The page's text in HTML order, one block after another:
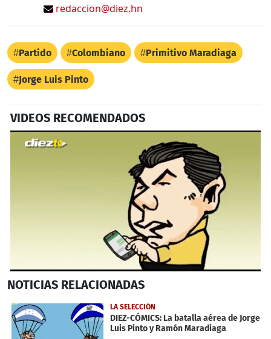
redaccion@diez.hn
Partido Colombiano Primitivo Maradiaga
Jorge Luis Pinto
VIDEOS RECOMENDADOS
seconds
2
minutes,
43
seconds
NOTICIAS RELACIONADAS
LA SELECCIÓN
DIEZ-CÓMICS: La batalla aérea de Jorge
Luis Pinto y Ramón Maradiaga